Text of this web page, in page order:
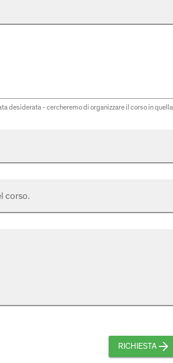
desiderata - cercheremo di organizzare il corso in quella
corso.
RICHIESTAarrow_forward